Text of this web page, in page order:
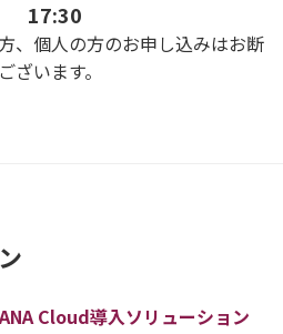
17:30
、個人の方のお申し込みはお断
ざいます。
Cloud導入ソリューション